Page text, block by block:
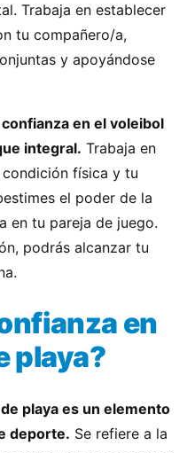
Trabaja en establecer
tu compañero/a,
y apoyándose
en el voleibol
integral. Trabaja en
física y tu
el poder de la
en tu pareja de juego.
podrás alcanzar tu
en
playa?
playa es un elemento
deporte. Se refiere a la